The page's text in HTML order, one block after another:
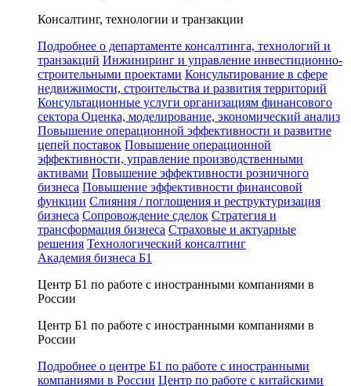
Консалтинг, технологии и транзакции
Подробнее о департаменте консалтинга, технологий и
транзакций Инжиниринг и управление инвестиционно-
строительными проектами Консультирование в сфере
недвижимости, строительства и развития территорий
Консультационные услуги организациям финансового
сектора Оценка, моделирование, экономический анализ
Повышение операционной эффективности и развитие
цепей поставок Повышение операционной
эффективности, управление производственными
активами Повышение эффективности розничного
бизнеса Повышение эффективности финансовой
функции Слияния / поглощения и реструктуризация
бизнеса Сопровождение сделок Стратегия и
трансформация бизнеса Страховые и актуарные
решения Технологический консалтинг
Академия бизнеса Б1
Центр Б1 по работе с иностранными компаниями в
России
Центр Б1 по работе с иностранными компаниями в
России
Подробнее о центре Б1 по работе с иностранными
компаниями в России Центр по работе с китайскими